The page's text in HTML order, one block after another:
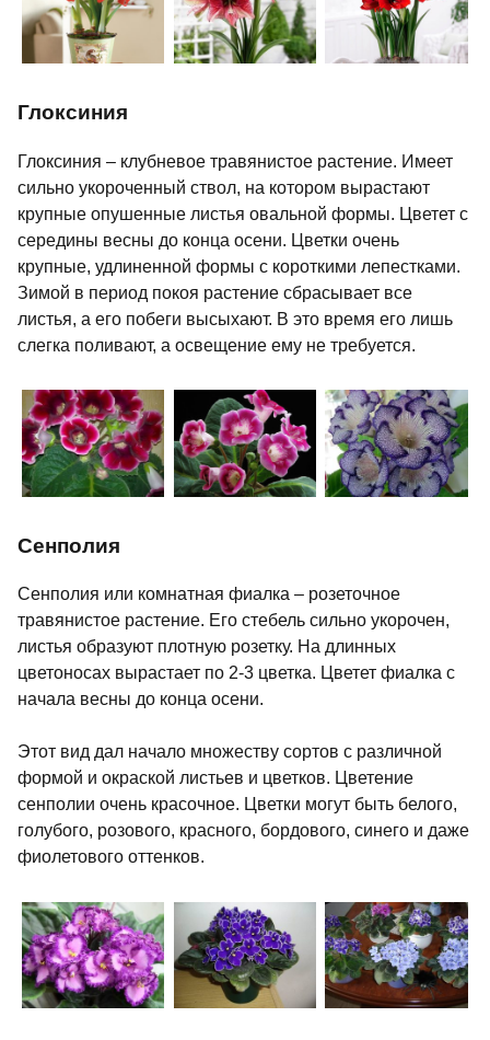
Глоксиния
Глоксиния – клубневое травянистое растение. Имеет
сильно укороченный ствол, на котором вырастают
крупные опушенные листья овальной формы. Цветет с
середины весны до конца осени. Цветки очень
крупные, удлиненной формы с короткими лепестками.
Зимой в период покоя растение сбрасывает все
листья, а его побеги высыхают. В это время его лишь
слегка поливают, а освещение ему не требуется.
Сенполия
Сенполия или комнатная фиалка – розеточное
травянистое растение. Его стебель сильно укорочен,
листья образуют плотную розетку. На длинных
цветоносах вырастает по 2-3 цветка. Цветет фиалка с
начала весны до конца осени.
Этот вид дал начало множеству сортов с различной
формой и окраской листьев и цветков. Цветение
сенполии очень красочное. Цветки могут быть белого,
голубого, розового, красного, бордового, синего и даже
фиолетового оттенков.